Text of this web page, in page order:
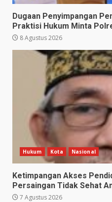
Dugaan Penyimpangan
Praktisi Hukum Minta
8 Agustus 2026
Hukum Kota Nasional
Ketimpangan Akses
Persaingan Tidak Sehat
7 Agustus 2026